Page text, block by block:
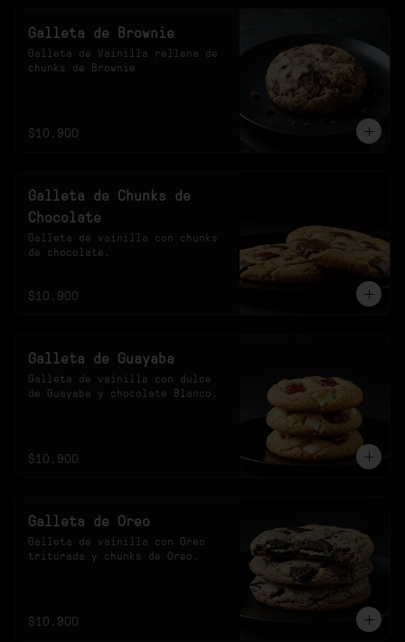
Galleta de Brownie
Galleta de Vainilla rellena de
chunks de Brownie
$10.900
Galleta de Chunks de
Chocolate
Galleta de vainilla con chunks
de chocolate.
$10.900
Galleta de Guayaba
Galleta de vainilla con dulce
de Guayaba y chocolate Blanco.
$10.900
Galleta de Oreo
Galleta de vainilla con Oreo
triturada y chunks de Oreo.
$10.900